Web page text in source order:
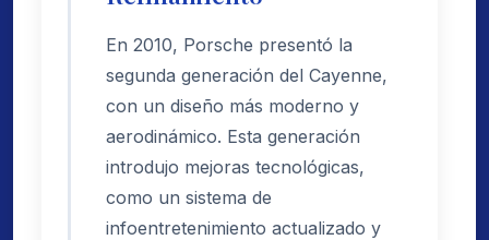
En 2010, Porsche presentó la
segunda generación del Cayenne,
con un diseño más moderno y
aerodinámico. Esta generación
introdujo mejoras tecnológicas,
como un sistema de
infoentretenimiento actualizado y